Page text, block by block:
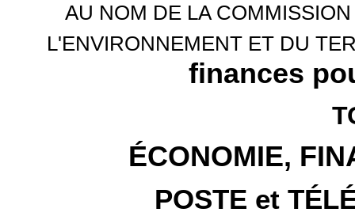
AU NOM DE LA
L'ENVIRONNEMENT ET DU
finances
ÉCONOMIE,
POSTE et